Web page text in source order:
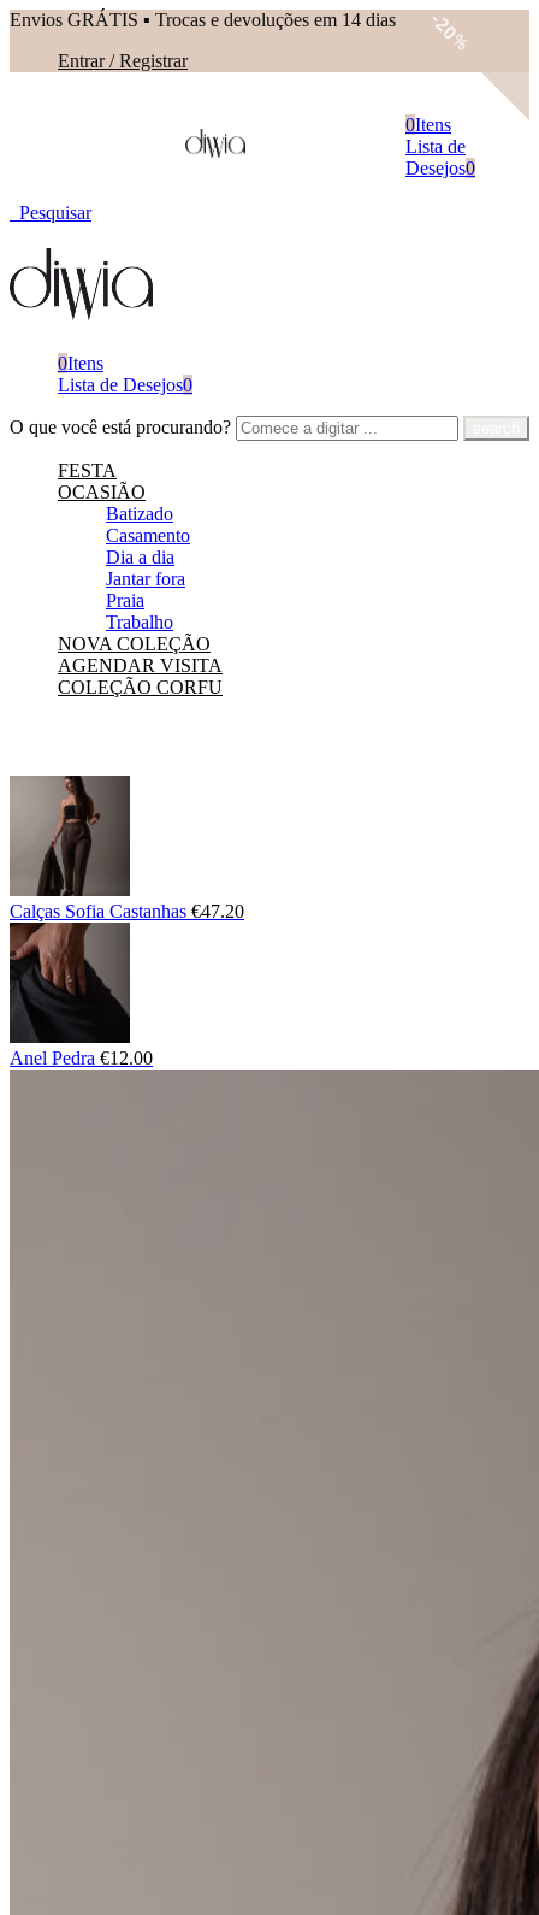
Envios GRÁTIS ▪︎ Trocas e devoluções em 14 dias
Entrar / Registrar
0Itens
Lista de
Desejos0
Pesquisar
0Itens
Lista de Desejos0
O que você está procurando?
FESTA
OCASIÃO
Batizado
Casamento
Dia a dia
Jantar fora
Praia
Trabalho
NOVA COLEÇÃO
AGENDAR VISITA
COLEÇÃO CORFU
%
20
Calças Sofia Castanhas €47.20
Anel Pedra €12.00